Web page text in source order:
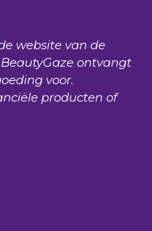
website van de
BeautyGaze ontvangt
voor.
producten of